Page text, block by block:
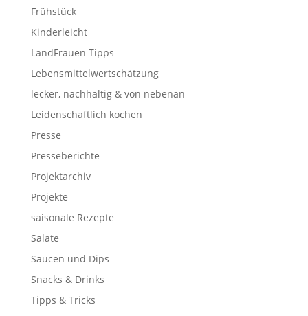
Frühstück
Kinderleicht
LandFrauen Tipps
Lebensmittelwertschätzung
lecker, nachhaltig & von nebenan
Leidenschaftlich kochen
Presse
Presseberichte
Projektarchiv
Projekte
saisonale Rezepte
Salate
Saucen und Dips
Snacks & Drinks
Tipps & Tricks